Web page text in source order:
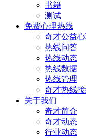
书籍
测试
免费心理热线
奇才公益
热线问答
热线动态
热线数据
热线管理
奇才热线
关于我们
奇才简介
奇才动态
行业动态